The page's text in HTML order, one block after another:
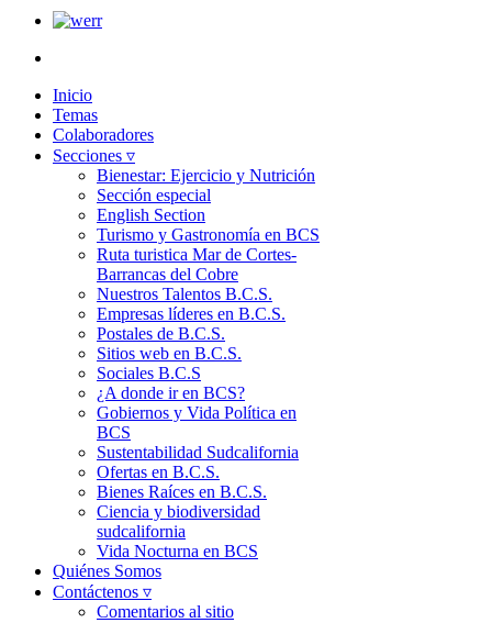
Inicio
Temas
Colaboradores
Secciones ▿
Bienestar: Ejercicio y Nutrición
Sección especial
English Section
Turismo y Gastronomía en BCS
Ruta turistica Mar de Cortes-
Barrancas del Cobre
Nuestros Talentos B.C.S.
Empresas líderes en B.C.S.
Postales de B.C.S.
Sitios web en B.C.S.
Sociales B.C.S
¿A donde ir en BCS?
Gobiernos y Vida Política en
BCS
Sustentabilidad Sudcalifornia
Ofertas en B.C.S.
Bienes Raíces en B.C.S.
Ciencia y biodiversidad
sudcalifornia
Vida Nocturna en BCS
Quiénes Somos
Contáctenos ▿
Comentarios al sitio